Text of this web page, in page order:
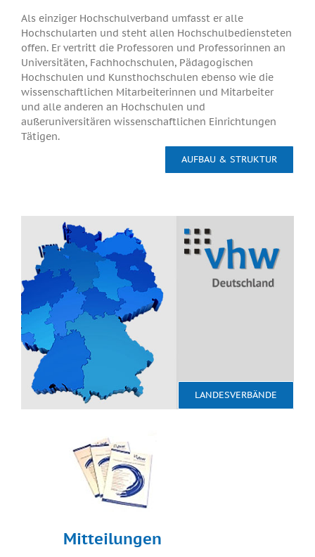
Als einziger Hochschulverband umfasst er alle
Hochschularten und steht allen Hochschulbediensteten
offen. Er vertritt die Professoren und Professorinnen an
Universitäten, Fachhochschulen, Pädagogischen
Hochschulen und Kunsthochschulen ebenso wie die
wissenschaftlichen Mitarbeiterinnen und Mitarbeiter
und alle anderen an Hochschulen und
außeruniversitären wissenschaftlichen Einrichtungen
Tätigen.
AUFBAU & STRUKTUR
LANDESVERBÄNDE
Mitteilungen